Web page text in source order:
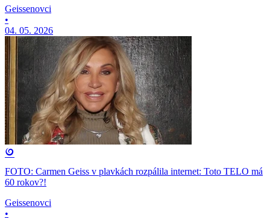
Geissenovci
•
04. 05. 2026
FOTO: Carmen Geiss v plavkách rozpálila internet: Toto TELO má
60 rokov?!
Geissenovci
•